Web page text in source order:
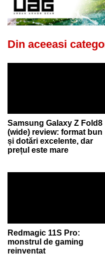
Din aceeasi
Samsung Galaxy Z Fold8
(wide) review: format bun
și dotări excelente, dar
prețul este mare
Redmagic 11S Pro:
monstrul de gaming
reinventat